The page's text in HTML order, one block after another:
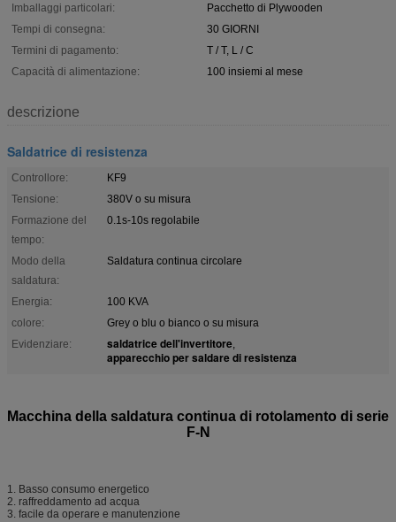
Imballaggi particolari:
Pacchetto di Plywooden
Tempi di consegna:
30 GIORNI
Termini di pagamento:
T / T, L / C
Capacità di alimentazione:
100 insiemi al mese
descrizione
Saldatrice di resistenza
Controllore:
KF9
Tensione:
380V o su misura
Formazione del
tempo:
0.1s-10s regolabile
Modo della
saldatura:
Saldatura continua circolare
Energia:
100 KVA
colore:
Grey o blu o bianco o su misura
Evidenziare:
saldatrice dell'invertitore,
apparecchio per saldare di resistenza
Macchina della saldatura continua di rotolamento di serie
F-N
1. Basso consumo energetico
2. raffreddamento ad acqua
3. facile da operare e manutenzione